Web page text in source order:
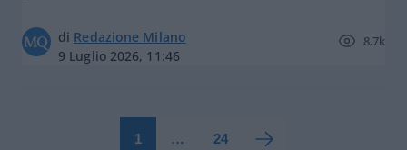
di Redazione Milano
9 Luglio 2026, 11:46
8.7k
1 … 24